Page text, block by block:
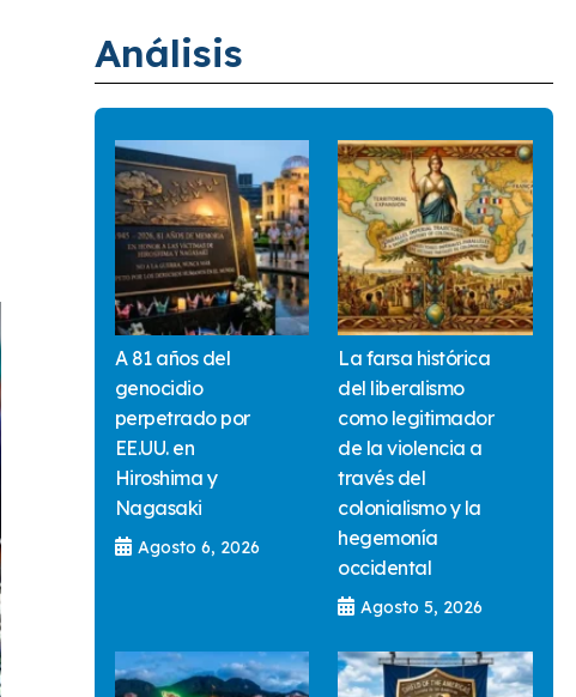
Análisis
A 81 años del
genocidio
perpetrado por
EE.UU. en
Hiroshima y
Nagasaki
Agosto 6, 2026
La farsa histórica
del liberalismo
como legitimador
de la violencia a
través del
colonialismo y la
hegemonía
occidental
Agosto 5, 2026